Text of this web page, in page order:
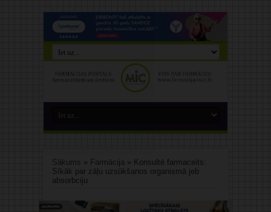
Sākums » Farmācija» Konsultē farmaceits:
Sīkāk par zāļu uzsūkšanos organismā jeb
absorbciju